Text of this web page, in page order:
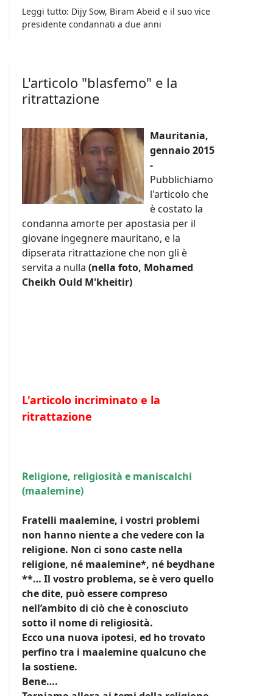
Leggi tutto: Dijy Sow, Biram Abeid e il suo vice
presidente condannati a due anni
L'articolo "blasfemo" e la
ritrattazione
Mauritania,
gennaio 2015
-
Pubblichiamo
l'articolo che
è costato la
condanna amorte per apostasia per il
giovane ingegnere mauritano, e la
dipserata ritrattazione che non gli è
servita a nulla (nella foto, Mohamed
Cheikh Ould M'kheitir)
L'articolo incriminato e la
ritrattazione
Religione, religiosità e maniscalchi
(maalemine)
Fratelli maalemine, i vostri problemi
non hanno niente a che vedere con la
religione. Non ci sono caste nella
religione, né maalemine*, né beydhane
**… Il vostro problema, se è vero quello
che dite, può essere compreso
nell’ambito di ciò che è conosciuto
sotto il nome di religiosità.
Ecco una nuova ipotesi, ed ho trovato
perfino tra i maalemine qualcuno che
la sostiene.
Bene….